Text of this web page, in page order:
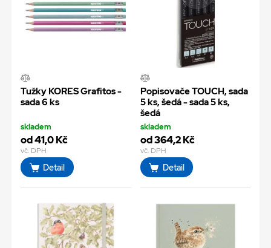
Tužky KORES Grafitos -
sada 6 ks
skladem
od 41,0 Kč
vč. DPH
Detail
Popisovače TOUCH, sada
5 ks, šedá - sada 5 ks,
šedá
skladem
od 364,2 Kč
vč. DPH
Detail